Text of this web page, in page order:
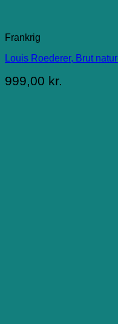
Frankrig
Louis Roederer, Brut
999,00 kr.